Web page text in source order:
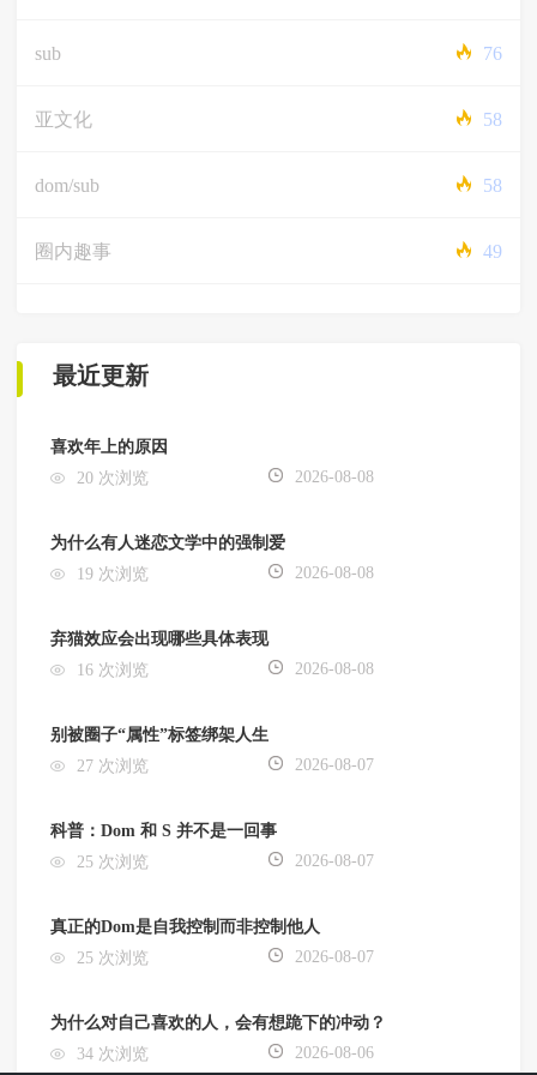
sub 76
亚文化 58
dom/sub 58
圈内趣事 49
最近更新
喜欢年上的原因
20 次浏览
2026-08-08
为什么有人迷恋文学中的强制爱
19 次浏览
2026-08-08
弃猫效应会出现哪些具体表现
16 次浏览
2026-08-08
别被圈子“属性”标签绑架人生
27 次浏览
2026-08-07
科普：Dom 和 S 并不是一回事
25 次浏览
2026-08-07
真正的Dom是自我控制而非控制他人
25 次浏览
2026-08-07
为什么对自己喜欢的人，会有想跪下的冲动？
34 次浏览
2026-08-06